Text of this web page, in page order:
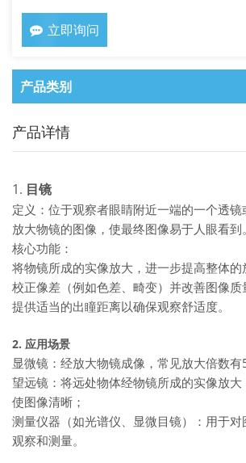
立即询问
产品类别
产品详情
1 . 目镜
定义：位于观察者眼睛附近一端的一个透
放大物镜的图像，使最终图像易于人眼看到。
核心功能：
将物镜所成的实像放大，进一步提高整体的
校正像差（例如色差、畸变）并改善图像质
提供适当的出瞳距离以确保观察舒适度。
2. 应用场景
显微镜：经放大物镜成像，常见放大倍数
望远镜：将远处物体经物镜所成的实像放大
使图像清晰；
测量仪器（如光谱仪、显微目镜）：用于
观察和测量。